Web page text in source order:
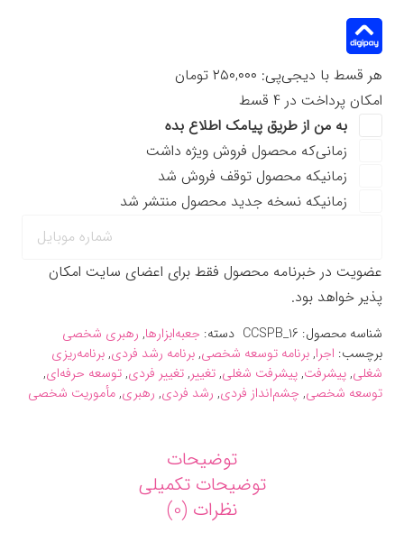
رسالت
زندگی
عدد
هر قسط با دیجی‌پی: ۲۵۰,۰۰۰ تومان
امکان پرداخت در 4 قسط
به من از طریق پیامک اطلاع بده
زمانی‌که محصول فروش ویژه داشت
زمانیکه محصول توقف فروش شد
زمانیکه نسخه جدید محصول منتشر شد
عضویت در خبرنامه محصول فقط برای اعضای سایت امکان
پذیر خواهد بود.
شناسه محصول: CCSPB_16 دسته: جعبه‌ابزارها, رهبری شخصی
برچسب: اجرا,برنامه توسعه شخصی,برنامه رشد فردی,برنامه‌ریزی
شغلی,پیشرفت,پیشرفت شغلی,تغییر,تغییر فردی,توسعه حرفه‌ای,
توسعه شخصی, چشم‌انداز فردی, رشد فردی, رهبری,مأموریت شخصی
توضیحات
توضیحات تکمیلی
نظرات (0)